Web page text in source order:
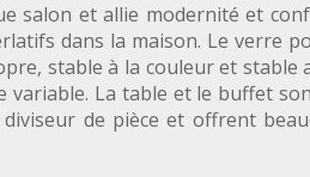
salon et allie modernité et
dans la maison. Le verre
stable à la couleur et stable
La table et le buffet
de pièce et offrent